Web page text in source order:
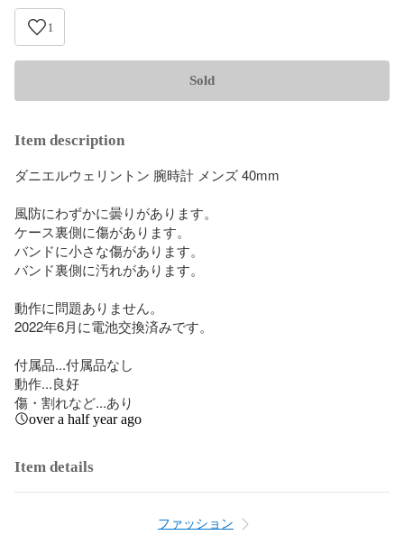
1
Sold
Item description
ダニエルウェリントン 腕時計 メンズ 40mm
風防にわずかに曇りがあります。
ケース裏側に傷があります。
バンドに小さな傷があります。
バンド裏側に汚れがあります。
動作に問題ありません。
2022年6月に電池交換済みです。
付属品...付属品なし
動作...良好
傷・割れなど...あり
over a half year ago
Item details
ファッション